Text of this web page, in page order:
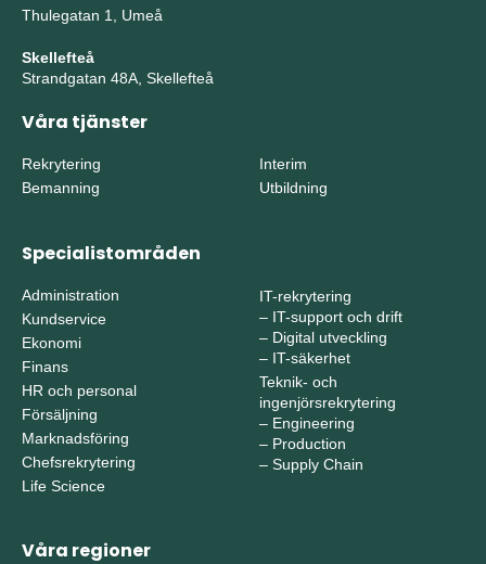
Thulegatan 1, Umeå
Skellefteå
Strandgatan 48A, Skellefteå
Våra tjänster
Rekrytering
Bemanning
Interim
Utbildning
Specialistområden
Administration
Kundservice
Ekonomi
Finans
HR och personal
Försäljning
Marknadsföring
Chefsrekrytering
Life Science
IT-rekrytering
– IT-support och drift
– Digital utveckling
– IT-säkerhet
Teknik- och
ingenjörsrekrytering
– Engineering
– Production
– Supply Chain
Våra regioner